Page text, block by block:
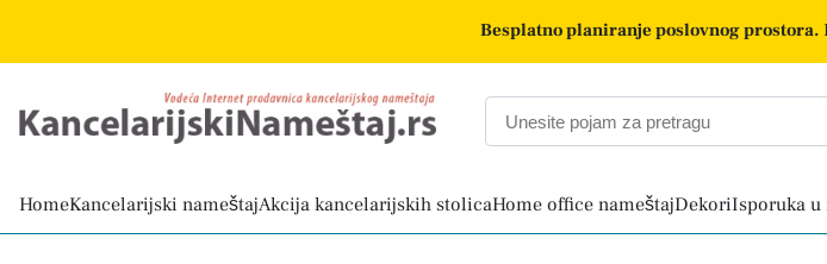
Besplatno planiranje poslovnog prostora.
HomeKancelarijski nameštajAkcija kancelarijskih stolicaHome office nameštajDekoriIsporuka